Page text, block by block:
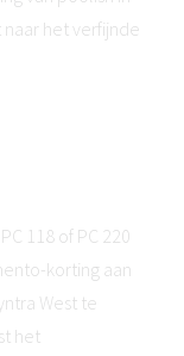
het verfijnde
118 of PC 220
korting aan
West te
het